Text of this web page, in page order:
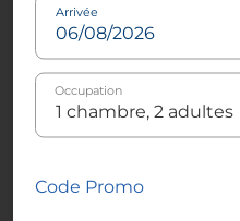
Climatisation - Contrôle
de la climatisation
Arrivée
Occupation
Code Promo